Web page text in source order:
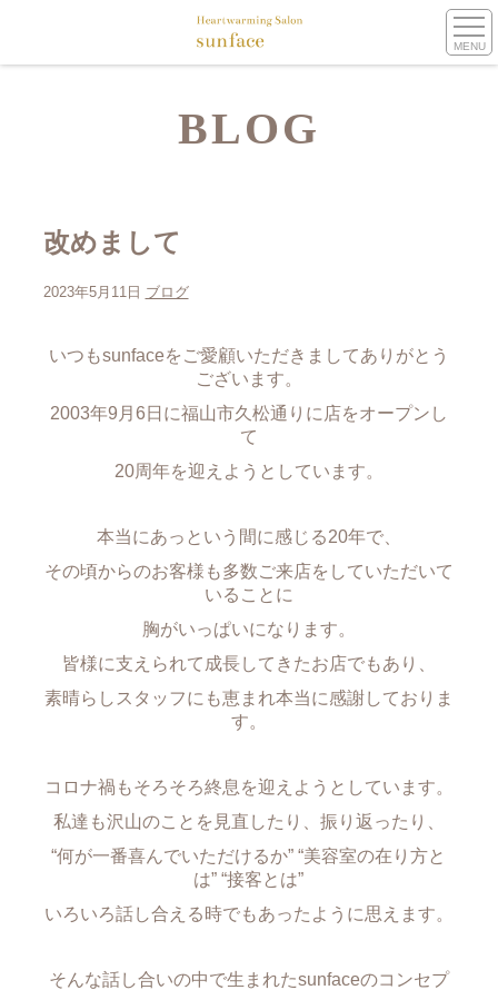
MENU
BLOG
改めまして
2023年5月11日 ブログ
いつもsunfaceをご愛顧いただきましてありがとう
ございます。
2003年9月6日に福山市久松通りに店をオープンし
て
20周年を迎えようとしています。
本当にあっという間に感じる20年で、
その頃からのお客様も多数ご来店をしていただいて
いることに
胸がいっぱいになります。
皆様に支えられて成長してきたお店でもあり、
素晴らしスタッフにも恵まれ本当に感謝しておりま
す。
コロナ禍もそろそろ終息を迎えようとしています。
私達も沢山のことを見直したり、振り返ったり、
“何が一番喜んでいただけるか” “美容室の在り方と
は” “接客とは”
いろいろ話し合える時でもあったように思えます。
そんな話し合いの中で生まれたsunfaceのコンセプ